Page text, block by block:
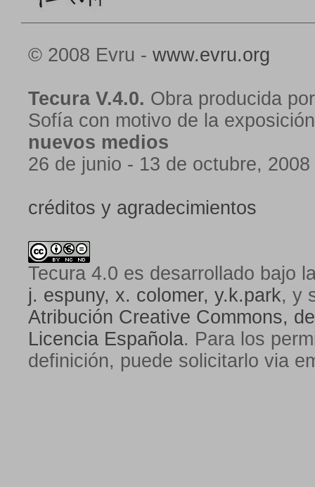
© 2008 Evru - www.evru.org
Tecura V.4.0. Obra producida
Sofía con motivo de la
nuevos medios
26 de junio - 13 de octubre, 2008
créditos y agradecimientos
Tecura 4.0 es desarrollado bajo
j. espuny, x. colomer, y.k.park, y
Atribución Creative Commons,
Licencia Española. Para los
definición, puede solicitarlo via